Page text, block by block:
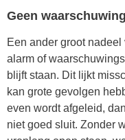
Geen
Een ander groot
alarm of
blijft staan. Dit lijkt
kan grote gevolgen
even wordt afgeleid,
niet goed sluit. Zonder